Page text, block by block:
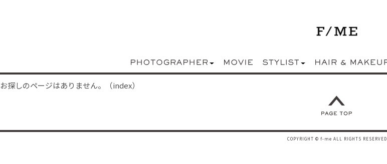
お探しのページはありません。（index）
COPYRIGHT © f-me ALL RIGHTS RESERVED